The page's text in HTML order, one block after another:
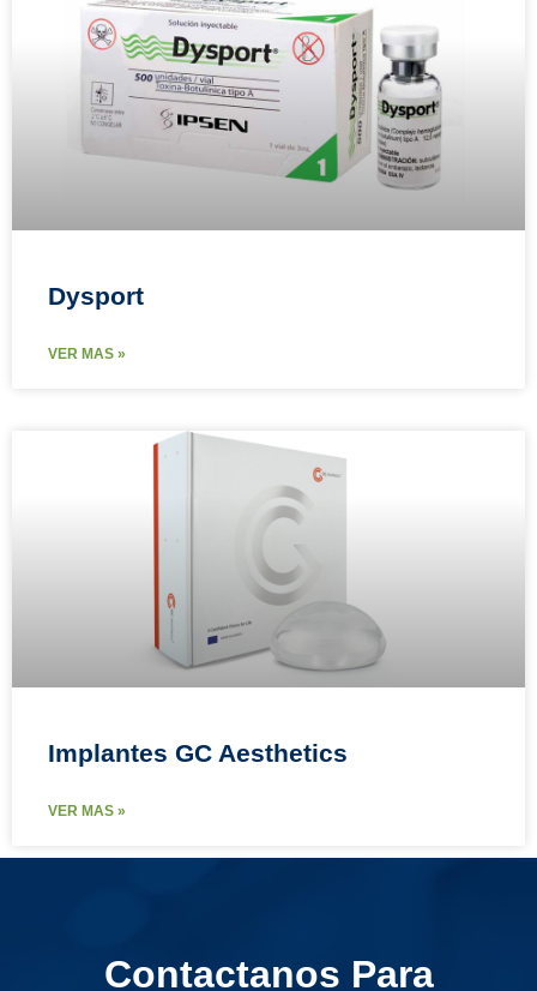
Dysport
VER MAS »
Implantes GC Aesthetics
VER MAS »
Contactanos Para